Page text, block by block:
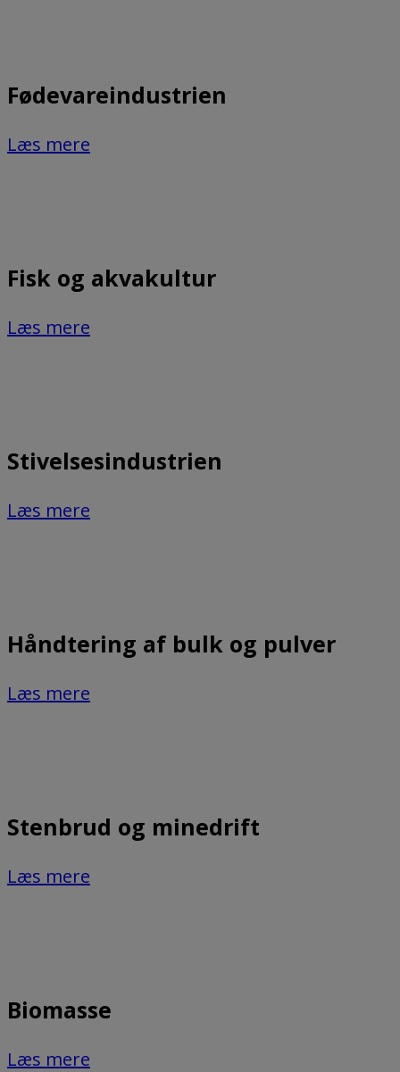
Fødevareindustrien
Læs mere
Fisk og akvakultur
Læs mere
Stivelsesindustrien
Læs mere
Håndtering af bulk og pulver
Læs mere
Stenbrud og minedrift
Læs mere
Biomasse
Læs mere